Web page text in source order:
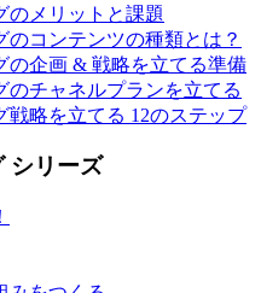
のメリットと課題
コンテンツの種類とは？
の企画 & 戦略を立てる準備
のチャネルプランを立てる
戦略を立てる 12のステップ
シリーズ